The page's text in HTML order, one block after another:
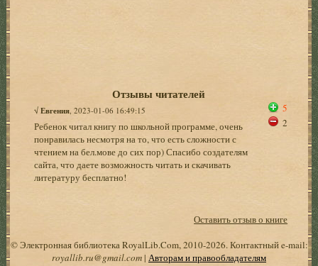
Отзывы читателей
√Евгения , 2023-01-06 16:49:15
Ребенок читал книгу по школьной программе, очень
понравилась несмотря на то, что есть сложности с
чтением на бел.мове до сих пор) Спасибо создателям
сайта, что даете возможность читать и скачивать
литературу бесплатно!
5
2
Оставить отзыв о книге
© Электронная библиотека RoyalLib.Com, 2010-2026. Контактный e-mail:
royallib.ru@gmail.com| Авторам и правообладателям